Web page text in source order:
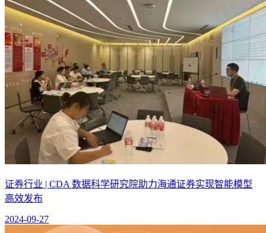
证券行业 | CDA 数据科学研究院助力海通证券实现智能模型
高效发布
2024-09-27